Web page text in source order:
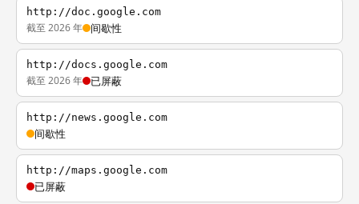
http://doc.google.com
截至 2026 年 间歇性
http://docs.google.com
截至 2026 年 已屏蔽
http://news.google.com
间歇性
http://maps.google.com
已屏蔽